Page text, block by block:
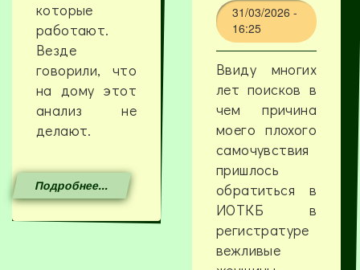
которые
работают.
Везде
говорили, что
на дому этот
анализ не
делают.
Подробнее...
31/03/2026 -
16:25
Ввиду многих
лет поисков в
чем причина
моего плохого
самочувствия
пришлось
обратиться в
ИОТКБ в
регистратуре
вежливые